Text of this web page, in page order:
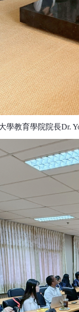
學教育學院院長Dr.